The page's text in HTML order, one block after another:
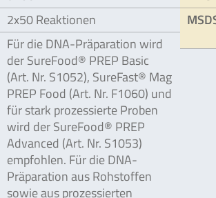
2x50 Reaktionen
Für die DNA-Präparation wird
der SureFood® PREP Basic
(Art. Nr. S1052), SureFast® Mag
PREP Food (Art. Nr. F1060) und
für stark prozessierte Proben
wird der SureFood® PREP
Advanced (Art. Nr. S1053)
empfohlen. Für die DNA-
Präparation aus Rohstoffen
sowie aus prozessierten